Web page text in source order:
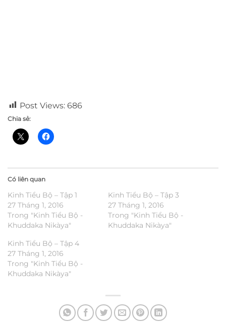
Post Views: 686
Chia sẻ:
Có liên quan
Kinh Tiểu Bộ – Tập 1
27 Tháng 1, 2016
Trong "Kinh Tiểu Bộ -
Khuddaka Nikàya"
Kinh Tiểu Bộ – Tập 3
27 Tháng 1, 2016
Trong "Kinh Tiểu Bộ -
Khuddaka Nikàya"
Kinh Tiểu Bộ – Tập 4
27 Tháng 1, 2016
Trong "Kinh Tiểu Bộ -
Khuddaka Nikàya"